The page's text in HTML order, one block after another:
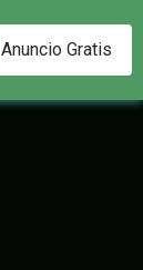
Anuncio Gratis